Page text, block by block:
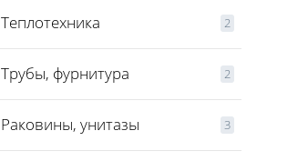
Теплотехника 2
Трубы, фурнитура 2
Раковины, унитазы 3